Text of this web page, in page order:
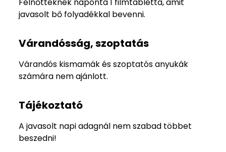
javasolt bő folyadékkal bevenni.
Várandósság, szoptatás
Várandós kismamák és szoptatós anyukák
számára nem ajánlott.
Tájékoztató
A javasolt napi adagnál nem szabad többet
beszedni!